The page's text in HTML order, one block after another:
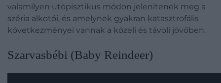
valamilyen utópisztikus módon jelenítenek meg a
széria alkotói, és amelynek gyakran katasztrofális
következményei vannak a közeli és távoli jövőben.
Szarvasbébi (Baby Reindeer)